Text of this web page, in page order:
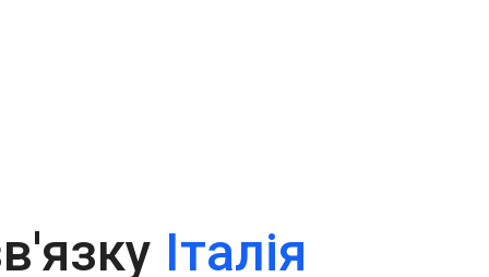
Італія